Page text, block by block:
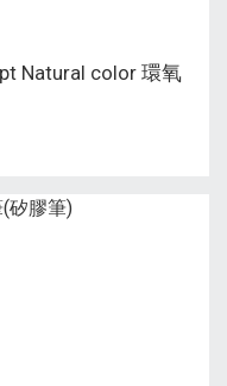
Natural color 環氧